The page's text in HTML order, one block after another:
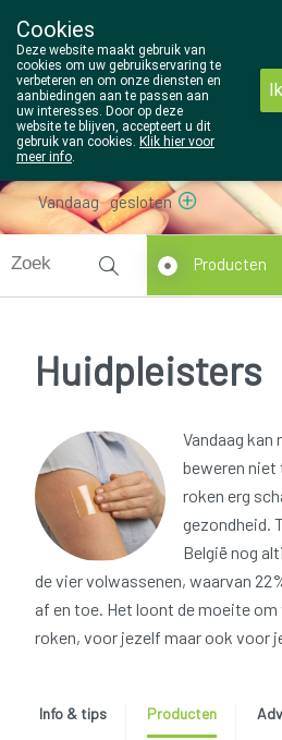
014/810298
Vandaag gesloten
Producten
Huidpleisters
Vandaag kan
beweren niet
roken erg
gezondheid.
België nog
de vier volwassenen, waarvan
af en toe. Het loont de moeite
roken, voor jezelf maar ook voor
Info & tips Producten
Cookies
Deze website maakt gebruik van
cookies om uw gebruikservaring te
verbeteren en om onze diensten en
aanbiedingen aan te passen aan
uw interesses. Door op deze
website te blijven, accepteert u dit
gebruik van cookies. Klik hier voor
meer info.